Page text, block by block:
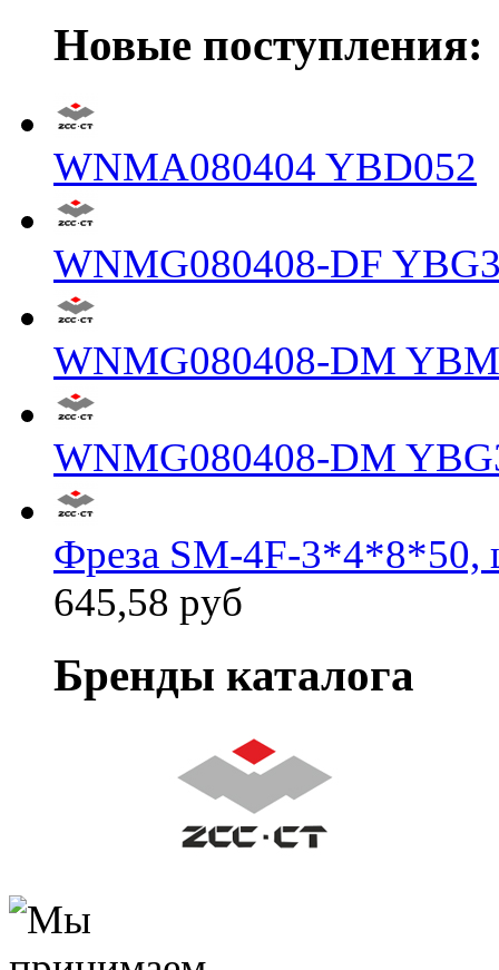
Новые поступления:
WNMA080404 YBD052
WNMG080408-DF
WNMG080408-DM
WNMG080408-DM
Фреза SM-4F-3*4*8*50,
645,58 руб
Бренды каталога